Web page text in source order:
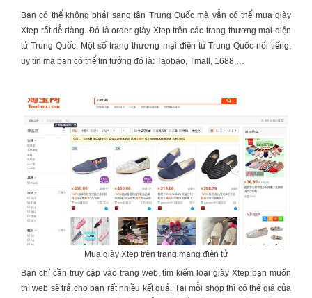
Bạn có thể không phải sang tận Trung Quốc mà vẫn có thể mua giày
Xtep rất dễ dàng. Đó là ordergiày Xteptrên các trang thương mại điện
tử Trung Quốc. Một số trang thương mại điện tử Trung Quốc nổi tiếng,
uy tín mà bạn có thể tin tưởng đó là: Taobao, Tmall, 1688,…
Mua giày Xtep trên trang mạng điện tử
Bạn chỉ cần truy cập vào trang web, tìm kiếm loạigiày Xtep bạn muốn
thì web sẽ trả cho bạn rất nhiều kết quả. Tại mỗi shop thì có thể giá của